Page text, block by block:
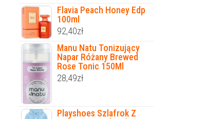
Flavia Peach Honey Edp
100ml
92,40zł
Manu Natu Tonizujący
Napar Różany Brewed
Rose Tonic 150Ml
28,49zł
Playshoes Szlafrok Z